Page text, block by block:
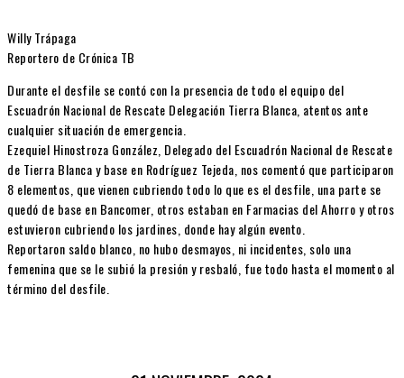
Willy Trápaga
Reportero de Crónica TB
Durante el desfile se contó con la presencia de todo el equipo del
Escuadrón Nacional de Rescate Delegación Tierra Blanca, atentos ante
cualquier situación de emergencia.
Ezequiel Hinostroza González, Delegado del Escuadrón Nacional de Rescate
de Tierra Blanca y base en Rodríguez Tejeda, nos comentó que participaron
8 elementos, que vienen cubriendo todo lo que es el desfile, una parte se
quedó de base en Bancomer, otros estaban en Farmacias del Ahorro y otros
estuvieron cubriendo los jardines, donde hay algún evento.
Reportaron saldo blanco, no hubo desmayos, ni incidentes, solo una
femenina que se le subió la presión y resbaló, fue todo hasta el momento al
término del desfile.